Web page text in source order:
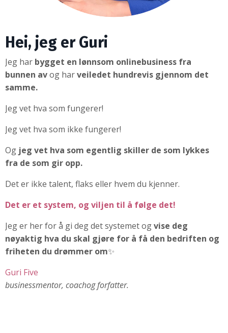
Hei, jeg er Guri
Jeg har bygget en lønnsom onlinebusiness fra
bunnen avog harveiledet hundrevis gjennom det
samme.
Jeg vet hva som fungerer!
Jeg vet hva som ikke fungerer!
Og jeg vet hva som egentlig skiller de som lykkes
fra de som gir opp.
Det er ikke talent, flaks eller hvem du kjenner.
Det er et system, og viljen til å følge det!
Jeg er her for å gi deg det systemet ogvise deg
nøyaktig hva du skal gjøre for å få den bedriften og
friheten du drømmer om✨
Guri Five
businessmentor, coachog forfatter.